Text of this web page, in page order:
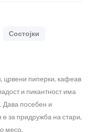
Состојки
црвени пиперки, кафеав
и пикантност има
Дава посебен и
за придружба на стари,
месо.